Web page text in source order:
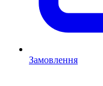
Замовлення